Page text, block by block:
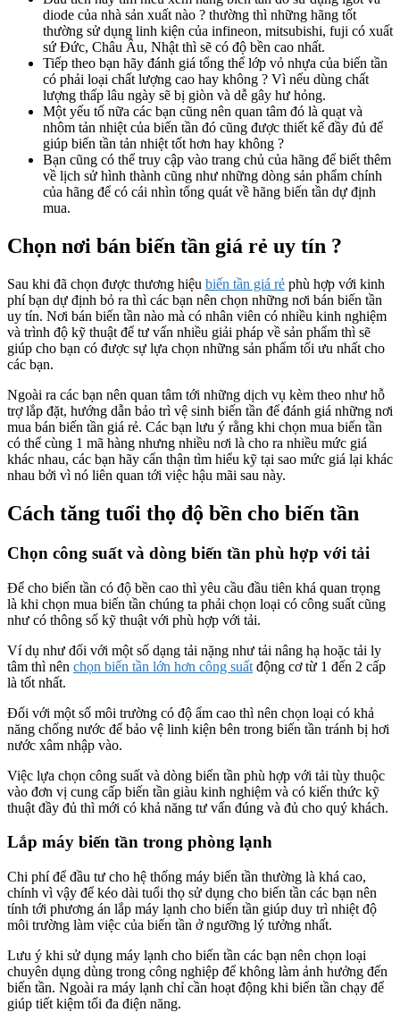
diode của nhà sản xuất nào ? thường thì những hãng tốt
thường sử dụng linh kiện của infineon, mitsubishi, fuji có xuất
sứ Đức, Châu Âu, Nhật thì sẽ có độ bền cao nhất.
Tiếp theo bạn hãy đánh giá tổng thể lớp vỏ nhựa của biến tần
có phải loại chất lượng cao hay không ? Vì nếu dùng chất
lượng thấp lâu ngày sẽ bị giòn và dễ gây hư hỏng.
Một yếu tố nữa các bạn cũng nên quan tâm đó là quạt và
nhôm tản nhiệt của biến tần đó cũng được thiết kế đầy đủ để
giúp biến tần tản nhiệt tốt hơn hay không ?
Bạn cũng có thể truy cập vào trang chủ của hãng để biết thêm
về lịch sử hình thành cũng như những dòng sản phẩm chính
của hãng để có cái nhìn tổng quát về hãng biến tần dự định
mua.
Chọn nơi bán biến tần giá rẻ uy tín ?
Sau khi đã chọn được thương hiệu biến tần giá rẻ phù hợp với kinh
phí bạn dự định bỏ ra thì các bạn nên chọn những nơi bán biến tần
uy tín. Nơi bán biến tần nào mà có nhân viên có nhiều kinh nghiệm
và trình độ kỹ thuật để tư vấn nhiều giải pháp về sản phẩm thì sẽ
giúp cho bạn có được sự lựa chọn những sản phẩm tối ưu nhất cho
các bạn.
Ngoài ra các bạn nên quan tâm tới những dịch vụ kèm theo như hỗ
trợ lắp đặt, hướng dẫn bảo trì vệ sinh biến tần để đánh giá những nơi
mua bán biến tần giá rẻ. Các bạn lưu ý rằng khi chọn mua biến tần
có thể cùng 1 mã hàng nhưng nhiều nơi là cho ra nhiều mức giá
khác nhau, các bạn hãy cẩn thận tìm hiểu kỹ tại sao mức giá lại khác
nhau bởi vì nó liên quan tới việc hậu mãi sau này.
Cách tăng tuổi thọ độ bền cho biến tần
Chọn công suất và dòng biến tần phù hợp với tải
Để cho biến tần có độ bền cao thì yêu cầu đầu tiên khá quan trọng
là khi chọn mua biến tần chúng ta phải chọn loại có công suất cũng
như có thông số kỹ thuật với phù hợp với tải.
Ví dụ như đối với một số dạng tải nặng như tải nâng hạ hoặc tải ly
tâm thì nên chọn biến tần lớn hơn công suất động cơ từ 1 đến 2 cấp
là tốt nhất.
Đối với một số môi trường có độ ẩm cao thì nên chọn loại có khả
năng chống nước để bảo vệ linh kiện bên trong biến tần tránh bị hơi
nước xâm nhập vào.
Việc lựa chọn công suất và dòng biến tần phù hợp với tải tùy thuộc
vào đơn vị cung cấp biến tần giàu kinh nghiệm và có kiến thức kỹ
thuật đầy đủ thì mới có khả năng tư vấn đúng và đủ cho quý khách.
Lắp máy biến tần trong phòng lạnh
Chi phí để đầu tư cho hệ thống máy biến tần thường là khá cao,
chính vì vậy để kéo dài tuổi thọ sử dụng cho biến tần các bạn nên
tính tới phương án lắp máy lạnh cho biến tần giúp duy trì nhiệt độ
môi trường làm việc của biến tần ở ngưỡng lý tưởng nhất.
Lưu ý khi sử dụng máy lạnh cho biến tần các bạn nên chọn loại
chuyên dụng dùng trong công nghiệp để không làm ảnh hưởng đến
biến tần. Ngoài ra máy lạnh chỉ cần hoạt động khi biến tần chạy để
giúp tiết kiệm tối đa điện năng.